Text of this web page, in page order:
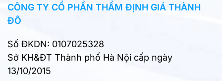
CÔNG TY CỔ PHẦN THẨM ĐỊNH GIÁ THÀNH
ĐÔ
Số ĐKDN: 0107025328
Sở KH&ĐT Thành phố Hà Nội cấp ngày
13/10/2015